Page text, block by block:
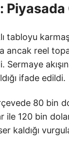
tabloyu
ancak reel
Sermaye
ifade edildi.
80 bin
120 bin
kaldığı